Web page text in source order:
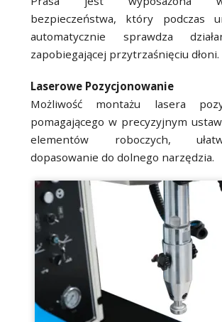
bezpieczeństwa, który podczas
automatycznie sprawdza
zapobiegającej przytrzaśnięciu dłoni.
Laserowe Pozycjonowanie
Możliwość montażu lasera
pomagającego w precyzyjnym
elementów roboczych,
dopasowanie do dolnego narzędzia.